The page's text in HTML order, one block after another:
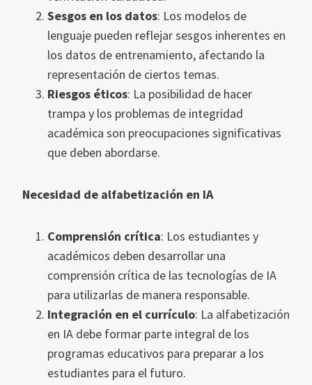
Sesgos en los datos: Los modelos de
lenguaje pueden reflejar sesgos inherentes en
los datos de entrenamiento, afectando la
representación de ciertos temas.
Riesgos éticos: La posibilidad de hacer
trampa y los problemas de integridad
académica son preocupaciones significativas
que deben abordarse.
Necesidad de alfabetización en IA
Comprensión crítica: Los estudiantes y
académicos deben desarrollar una
comprensión crítica de las tecnologías de IA
para utilizarlas de manera responsable.
Integración en el currículo: La alfabetización
en IA debe formar parte integral de los
programas educativos para preparar a los
estudiantes para el futuro.